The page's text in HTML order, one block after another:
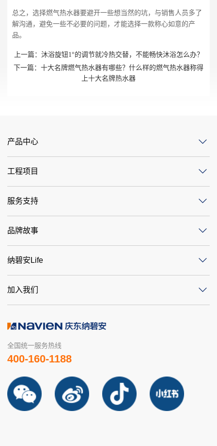
总之，选择燃气热水器要避开一些想当然的坑，与销售人员多了
解沟通，避免一些不必要的问题，才能选择一款称心如意的产
品。
上一篇： 沐浴旋钮1°的调节就冷热交替，不能畅快沐浴怎么办？
下一篇： 十大名牌燃气热水器有哪些？什么样的燃气热水器称得
上十大名牌热水器
产品中心
工程项目
服务支持
品牌故事
纳碧安Life
加入我们
全国统一服务热线
400-160-1188